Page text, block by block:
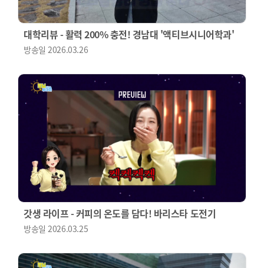
대학리뷰 - 활력 200% 충전! 경남대 '액티브시니어학과'
방송일2026.03.26
갓생 라이프 - 커피의 온도를 담다! 바리스타 도전기
방송일2026.03.25